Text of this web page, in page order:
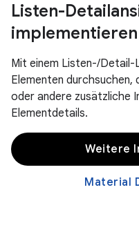
Listen-
implementieren
Mit einem Listen-/Detail-
Elementen durchsuchen,
oder andere zusätzliche
Elementdetails.
Weitere
Material